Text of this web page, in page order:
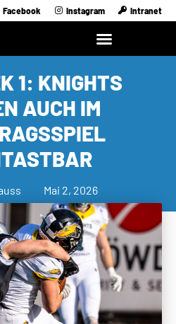
Facebook Instagram Intranet
1: KNIGHTS
AUCH IM
Mai 2, 2026